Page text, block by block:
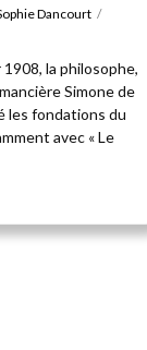
Dancourt
la philosophe,
Simone de
les fondations du
avec « Le